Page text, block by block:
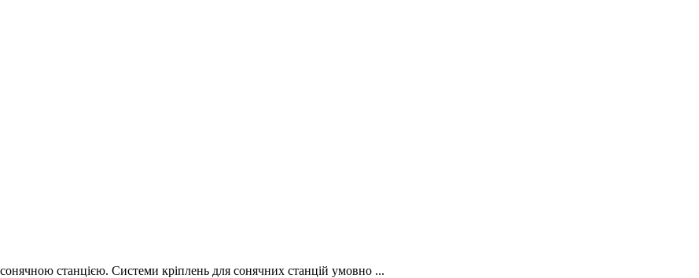
станцією. Системи кріплень для сонячних станцій умовно ...